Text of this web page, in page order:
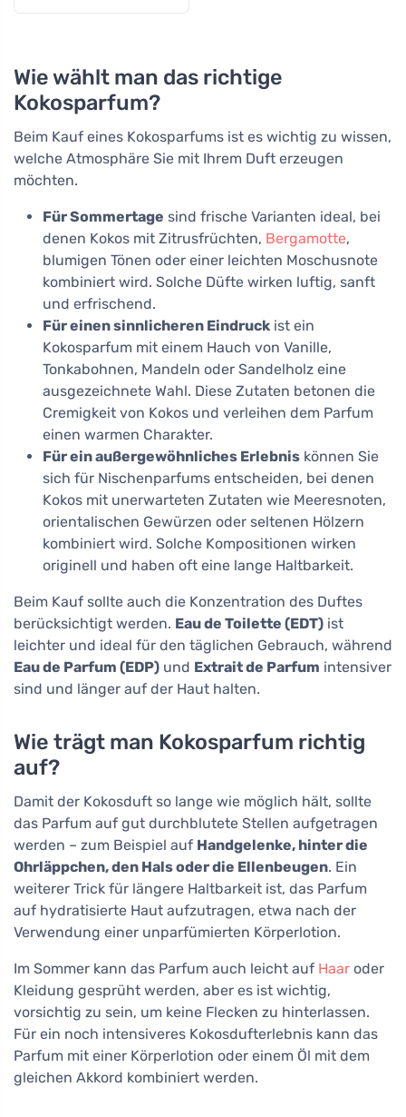
Wie wählt man das richtige
Kokosparfum?
Beim Kauf eines Kokosparfums ist es wichtig zu wissen,
welche Atmosphäre Sie mit Ihrem Duft erzeugen
möchten.
Für Sommertage sind frische Varianten ideal, bei
denen Kokos mit Zitrusfrüchten, Bergamotte,
blumigen Tönen oder einer leichten Moschusnote
kombiniert wird. Solche Düfte wirken luftig, sanft
und erfrischend.
Für einen sinnlicheren Eindruck ist ein
Kokosparfum mit einem Hauch von Vanille,
Tonkabohnen, Mandeln oder Sandelholz eine
ausgezeichnete Wahl. Diese Zutaten betonen die
Cremigkeit von Kokos und verleihen dem Parfum
einen warmen Charakter.
Für ein außergewöhnliches Erlebnis können Sie
sich für Nischenparfums entscheiden, bei denen
Kokos mit unerwarteten Zutaten wie Meeresnoten,
orientalischen Gewürzen oder seltenen Hölzern
kombiniert wird. Solche Kompositionen wirken
originell und haben oft eine lange Haltbarkeit.
Beim Kauf sollte auch die Konzentration des Duftes
berücksichtigt werden. Eau de Toilette (EDT) ist
leichter und ideal für den täglichen Gebrauch, während
Eau de Parfum (EDP) und Extrait de Parfum intensiver
sind und länger auf der Haut halten.
Wie trägt man Kokosparfum richtig
auf?
Damit der Kokosduft so lange wie möglich hält, sollte
das Parfum auf gut durchblutete Stellen aufgetragen
werden – zum Beispiel auf Handgelenke, hinter die
Ohrläppchen, den Hals oder die Ellenbeugen. Ein
weiterer Trick für längere Haltbarkeit ist, das Parfum
auf hydratisierte Haut aufzutragen, etwa nach der
Verwendung einer unparfümierten Körperlotion.
Im Sommer kann das Parfum auch leicht auf Haar oder
Kleidung gesprüht werden, aber es ist wichtig,
vorsichtig zu sein, um keine Flecken zu hinterlassen.
Für ein noch intensiveres Kokosdufterlebnis kann das
Parfum mit einer Körperlotion oder einem Öl mit dem
gleichen Akkord kombiniert werden.